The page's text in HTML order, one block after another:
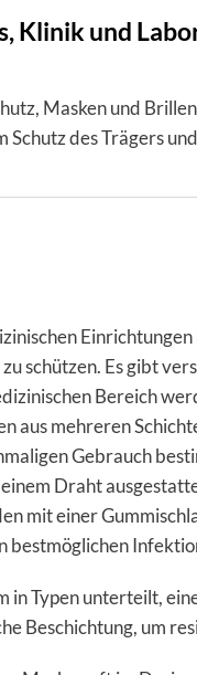
Klinik und
Masken und
Schutz des Trägers
schützen. Es gibt
Bereich
aus mehreren
Gebrauch
Draht
mit einer
bestmöglichen
in Typen unterteilt,
Beschichtung, um